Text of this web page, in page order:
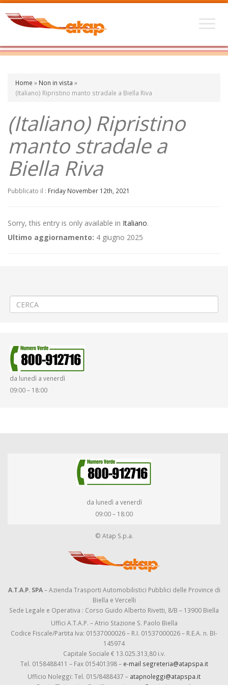
Home » Non in vista »
(Italiano) Ripristino manto stradale a Biella Riva
(Italiano) Ripristino
manto stradale a
Biella Riva
Pubblicato il : Friday November 12th, 2021
Sorry, this entry is only available in Italiano.
Ultimo aggiornamento: 4 giugno 2025
da lunedì a venerdì
09:00 – 18:00
da lunedì a venerdì
09:00 – 18:00
© Atap S.p.a.
A.T.A.P. SPA– Azienda Trasporti Automobilistici Pubblici delle Province di
Biella e Vercelli
Sede Legale e Operativa : Corso Guido Alberto Rivetti, 8/B – 13900 Biella
Uffici A.T.A.P. – Atrio Stazione S. Paolo Biella
Codice Fiscale/Partita Iva: 01537000026 – R.I. 01537000026 – R.E.A. n. BI-
145974
Capitale Sociale € 13.025.313,80 i.v.
Tel. 0158488411 – Fax 015401398 – e-mail segreteria@atapspa.it
Ufficio Noleggi: Tel. 015/8488437 – atapnoleggi@atapspa.it